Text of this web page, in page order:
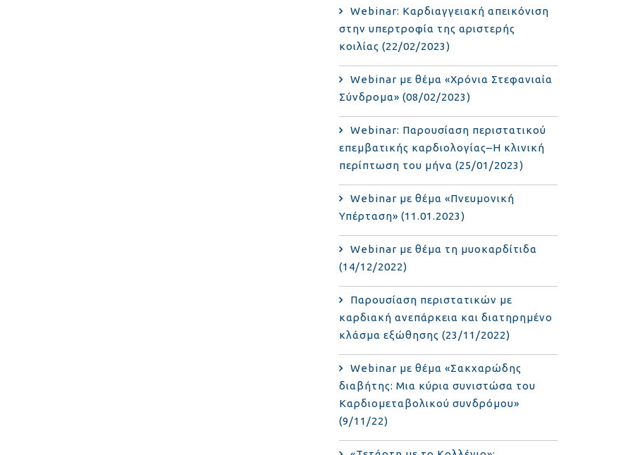
Webinar: Καρδιαγγειακή απεικόνιση
στην υπερτροφία της αριστερής
κοιλίας (22/02/2023)
Webinar με θέμα «Χρόνια Στεφανιαία
Σύνδρομα» (08/02/2023)
Webinar: Παρουσίαση περιστατικού
επεμβατικής καρδιολογίας–Η κλινική
περίπτωση του μήνα (25/01/2023)
Webinar με θέμα «Πνευμονική
Υπέρταση» (11.01.2023)
Webinar με θέμα τη μυοκαρδίτιδα
(14/12/2022)
Παρουσίαση περιστατικών με
καρδιακή ανεπάρκεια και διατηρημένο
κλάσμα εξώθησης (23/11/2022)
Webinar με θέμα «Σακχαρώδης
διαβήτης: Μια κύρια συνιστώσα του
Καρδιομεταβολικού συνδρόμου»
(9/11/22)